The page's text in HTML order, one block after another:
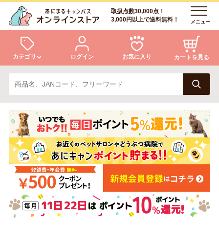
取扱点数30,000点！
3,000円以上で送料無料！
メニュー
カテゴリ
犬 猫
小動物・鳥 アクア・爬虫類・昆虫
ドッグフード キャットフード
美容・ケア用品 服・おさんぽ用品
ログイン お気に入り カートを見る
ログイン
会員登録
あにまるキャンパスについて
アフターサービス
商品リクエスト